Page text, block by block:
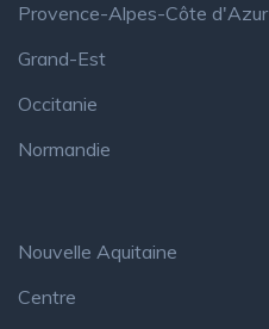
Provence-Alpes-Côte d'Azur
Grand-Est
Occitanie
Normandie
Nouvelle Aquitaine
Centre